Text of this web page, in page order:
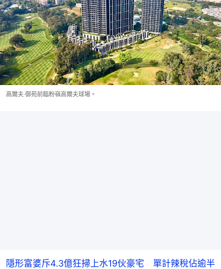
高爾夫‧御苑前臨粉嶺高爾夫球場。
隱形富婆斥4.3億狂掃上水19伙豪宅 單計辣稅佔逾半